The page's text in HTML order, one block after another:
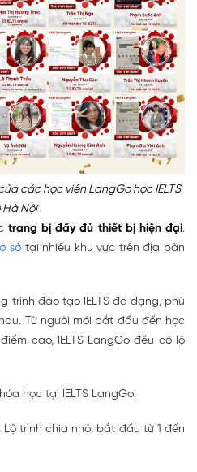
các học viên LangGo học IELTS
Hà Nội
trang bị đầy đủ thiết bị hiện đại.
sở tại nhiều khu vực trên địa bàn
trình đào tạo IELTS đa dạng, phù
Từ người mới bắt đầu đến học
cao, IELTS LangGo đều có lộ
học tại IELTS LangGo:
: Lộ trình chia nhỏ, bắt đầu từ 1 đến